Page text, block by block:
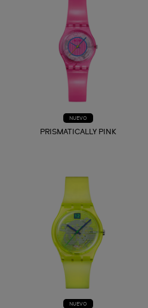
NUEVO
PRISMATICALLY PINK
NUEVO